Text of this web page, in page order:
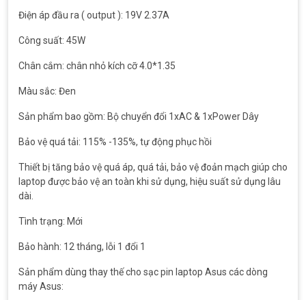
Điện áp đầu ra ( output ): 19V 2.37A
Công suất: 45W
Chân cắm: chân nhỏ kích cỡ 4.0*1.35
Màu sắc: Đen
Sản phẩm bao gồm: Bộ chuyển đổi 1xAC & 1xPower Dây
Bảo vệ quá tải: 115% -135%, tự động phục hồi
Thiết bị tăng bảo vệ quá áp, quá tải, bảo vệ đoản mạch giúp cho
laptop được bảo vệ an toàn khi sử dụng, hiệu suất sử dụng lâu
dài.
Tình trạng: Mới
Bảo hành: 12 tháng, lỗi 1 đổi 1
Sản phẩm dùng thay thế cho sạc pin laptop Asus các dòng
máy Asus: